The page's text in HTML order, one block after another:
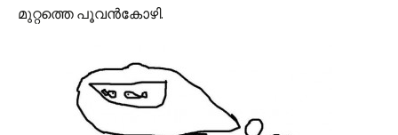
മുറ്റത്തെ പൂവന്‍കോഴി.